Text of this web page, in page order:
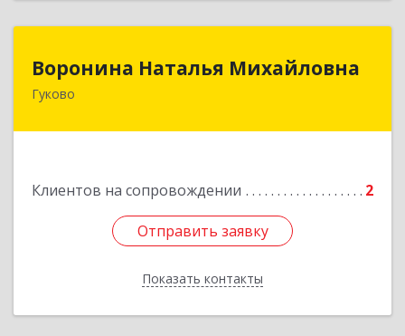
Воронина Наталья Михайловна
Гуково
Клиентов на сопровождении 2
Отправить заявку
Показать контакты
Воронина Наталья Михайловна
Отправить заявку
Назад